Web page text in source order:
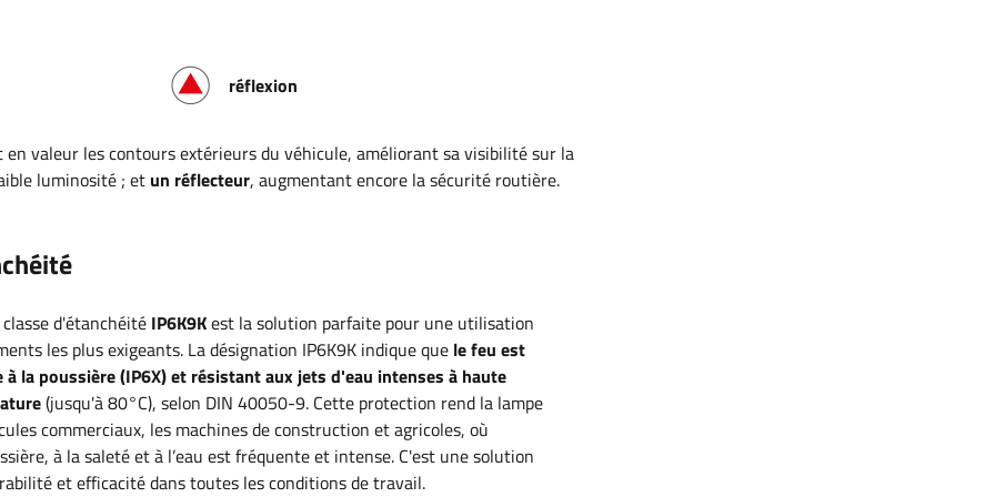
réflexion
en valeur les contours extérieurs du véhicule, améliorant sa visibilité sur la
luminosité ; et un réflecteur, augmentant encore la sécurité routière.
classe d'étanchéité IP6K9Kest la solution parfaite pour une utilisation
les plus exigeants. La désignation IP6K9K indique que le feu est
la poussière (IP6X) et résistant aux jets d'eau intenses à haute
(jusqu'à 80°C), selon DIN 40050-9. Cette protection rend la lampe
commerciaux, les machines de construction et agricoles, où
à la saleté et à l’eau est fréquente et intense. C'est une solution
et efficacité dans toutes les conditions de travail.